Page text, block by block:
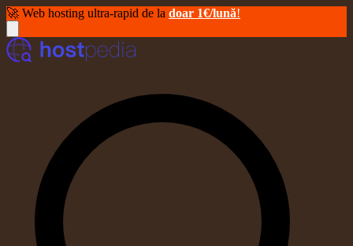
🚀 Web hosting ultra-rapid de la doar 1€/lună!